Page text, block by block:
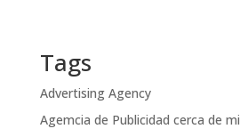
Tags
Advertising Agency
Agemcia de Publicidad cerca de mi